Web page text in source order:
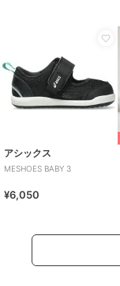
アシックス
MESHOES BABY 3
¥6,050